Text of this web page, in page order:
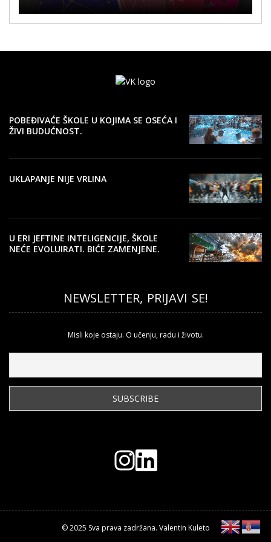
POBEĐIVAĆE ŠKOLE U KOJIMA SE OSEĆA I
ŽIVI BUDUĆNOST.
UKLAPANJE NIJE VRLINA
U ERI JEFTINE INTELIGENCIJE, ŠKOLE
NEĆE EVOLUIRATI. BIĆE ZAMENJENE.
NEWSLETTER, PRIJAVI SE!
Misli koje ostaju. O učenju, radu i životu.
© 2025 Sva prava zadržana. Valentin Kuleto